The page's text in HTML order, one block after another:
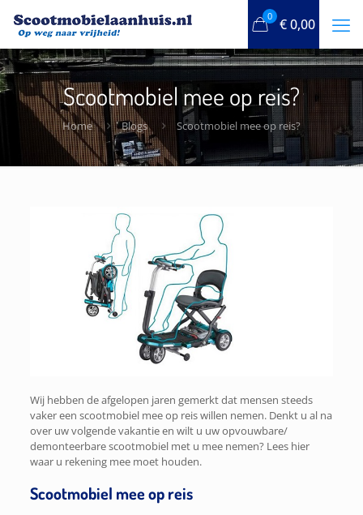
0 €0,00
Scootmobiel mee op reis?
Home Blogs Scootmobiel mee op reis?
Wij hebben de afgelopen jaren gemerkt dat mensen steeds
vaker een scootmobiel mee op reis willen nemen. Denkt u al na
over uw volgende vakantie en wilt u uw opvouwbare/
demonteerbare scootmobiel met u mee nemen? Lees hier
waar u rekening mee moet houden.
Scootmobiel mee op reis